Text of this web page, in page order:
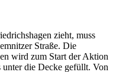
zieht, muss
Straße. Die
wird zum Start der Aktion
unter die Decke gefüllt. Von